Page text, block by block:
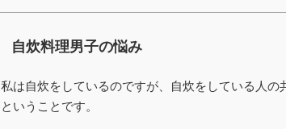
自炊料理男子の悩み
私は自炊をしているのですが、自炊をしている人
ということです。